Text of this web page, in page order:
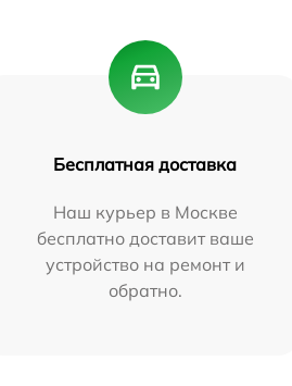
Бесплатная доставка
Наш курьер в Москве
бесплатно доставит ваше
устройство на ремонт и
обратно.